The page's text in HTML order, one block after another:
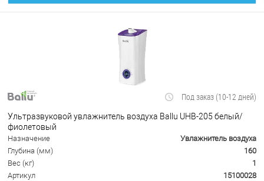
Под заказ (10-12 дней)
Ультразвуковой увлажнитель воздуха Ballu UHB-205 белый/
фиолетовый
Назначение
Увлажнитель воздуха
Глубина (мм)
160
Вес (кг)
1
Артикул
15100028